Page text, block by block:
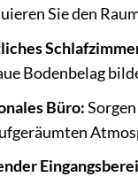
Sie den
Bodenbelag
Büro: